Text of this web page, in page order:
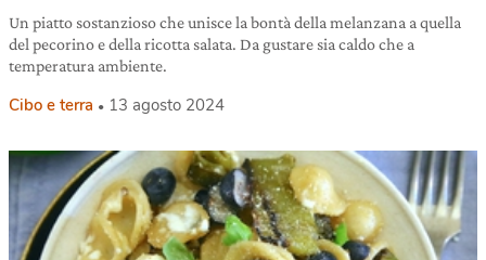
Un piatto sostanzioso che unisce la bontà della melanzana a quella
del pecorino e della ricotta salata. Da gustare sia caldo che a
temperatura ambiente.
Cibo e terra 13 agosto 2024